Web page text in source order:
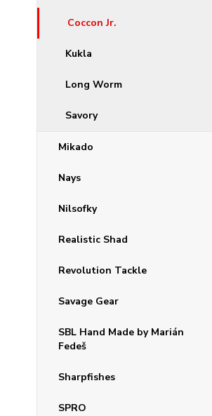
Coccon Jr.
Kukla
Long Worm
Savory
Mikado
Nays
Nilsofky
Realistic Shad
Revolution Tackle
Savage Gear
SBL Hand Made by Marián
Fedeš
Sharpfishes
SPRO